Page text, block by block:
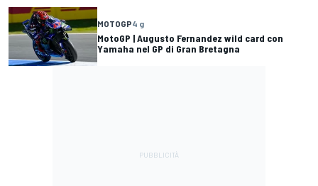
MOTOGP4 g
MotoGP | Augusto Fernandez wild card con
Yamaha nel GP di Gran Bretagna